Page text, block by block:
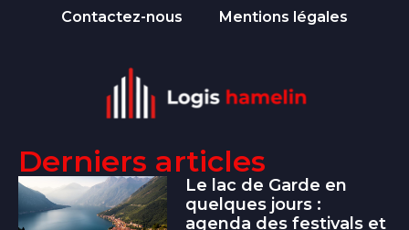
Contactez-nous Mentions légales
Derniers articles
Le lac de Garde en
quelques jours :
agenda des festivals et